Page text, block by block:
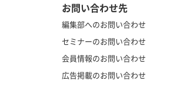
お問い合わせ先
編集部へのお問い合わせ
セミナーのお問い合わせ
会員情報のお問い合わせ
広告掲載のお問い合わせ